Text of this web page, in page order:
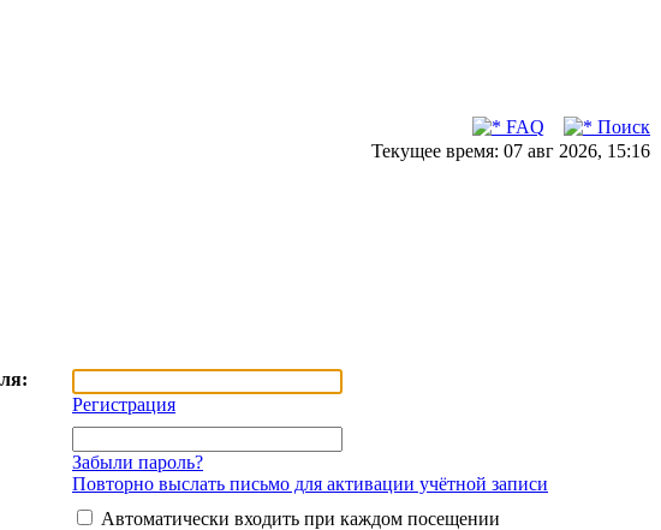
FAQ
Поиск
Текущее время: 07 авг 2026, 15:16
Регистрация
Забыли пароль?
Повторно выслать письмо для активации учётной записи
Автоматически входить при каждом посещении